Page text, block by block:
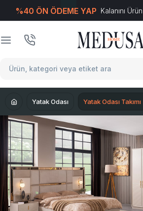
%40 ÖN ÖDEME YAP Kalanını
Yatak Odası Yatak Odası Takımı
T-Soft E-Ticaret Sistemleriyle